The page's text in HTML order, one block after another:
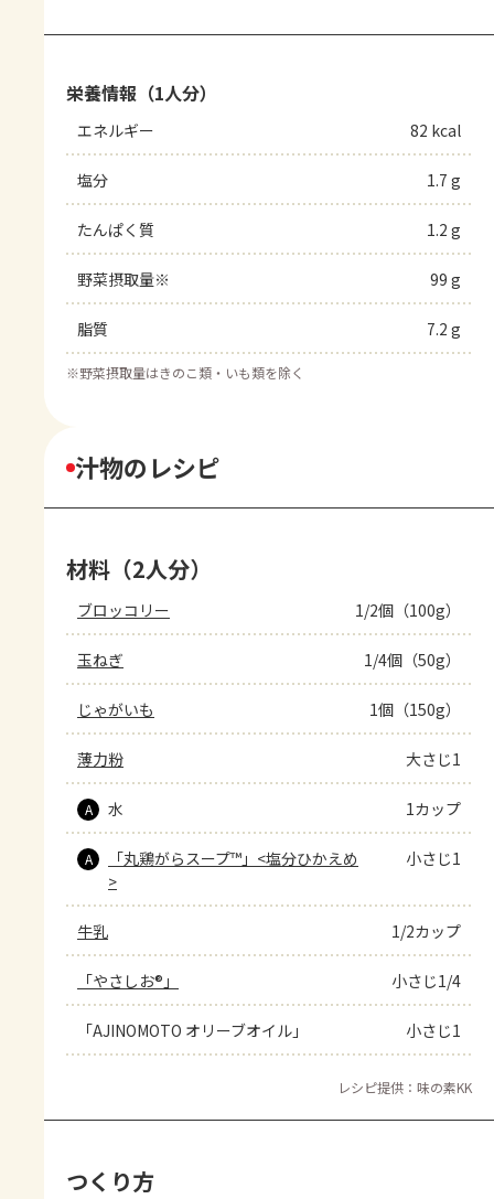
栄養情報（1人分）
エネルギー 82 kcal
塩分 1.7 g
たんぱく質 1.2 g
野菜摂取量※ 99 g
脂質 7.2 g
※野菜摂取量はきのこ類・いも類を除く
汁物のレシピ
材料（2人分）
ブロッコリー 1/2個（100g）
玉ねぎ 1/4個（50g）
じゃがいも 1個（150g）
薄力粉 大さじ1
A 水 1カップ
A
「丸鶏がらスープ™」<塩分ひかえめ
>
小さじ1
牛乳 1/2カップ
「やさしお®」 小さじ1/4
「AJINOMOTO オリーブオイル」 小さじ1
レシピ提供：味の素KK
つくり方